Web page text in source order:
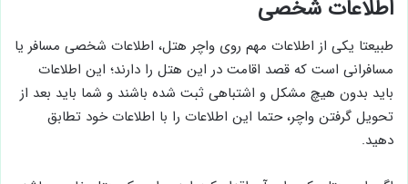
اطلاعات شخصی
طبیعتا یکی از اطلاعات مهم روی واچر هتل، اطلاعات شخصی مسافر یا
مسافرانی است که قصد اقامت در این هتل را دارند؛ این اطلاعات
باید بدون هیچ مشکل و اشتباهی ثبت شده باشند و شما باید بعد از
تحویل گرفتن واچر، حتما این اطلاعات را با اطلاعات خود تطابق
دهید.